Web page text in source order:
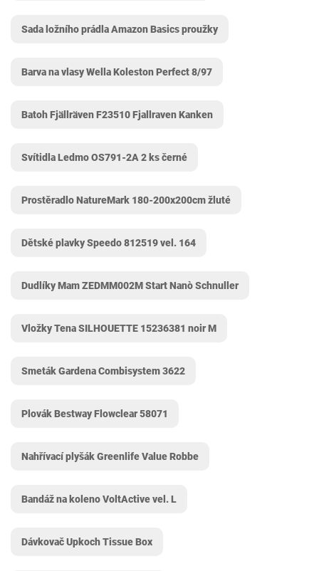
Sada ložního prádla Amazon Basics proužky
Barva na vlasy Wella Koleston Perfect 8/97
Batoh Fjällräven F23510 Fjallraven Kanken
Svítidla Ledmo OS791-2A 2 ks černé
Prostěradlo NatureMark 180-200x200cm žluté
Dětské plavky Speedo 812519 vel. 164
Dudlíky Mam ZEDMM002M Start Nanò Schnuller
Vložky Tena SILHOUETTE 15236381 noir M
Smeták Gardena Combisystem 3622
Plovák Bestway Flowclear 58071
Nahřívací plyšák Greenlife Value Robbe
Bandáž na koleno VoltActive vel. L
Dávkovač Upkoch Tissue Box